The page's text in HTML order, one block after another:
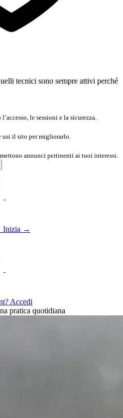
tecnici sono sempre attivi perché
le sessioni e la sicurezza.
usi il sito per migliorarlo.
annunci pertinenti ai tuoi interessi.
Inizia →
Accedi
pratica quotidiana